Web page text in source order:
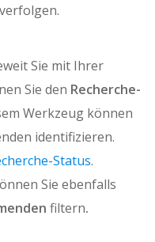
Sie mit Ihrer
Sie den Recherche-
Werkzeug können
identifizieren.
Status.
Sie ebenfalls
filtern.